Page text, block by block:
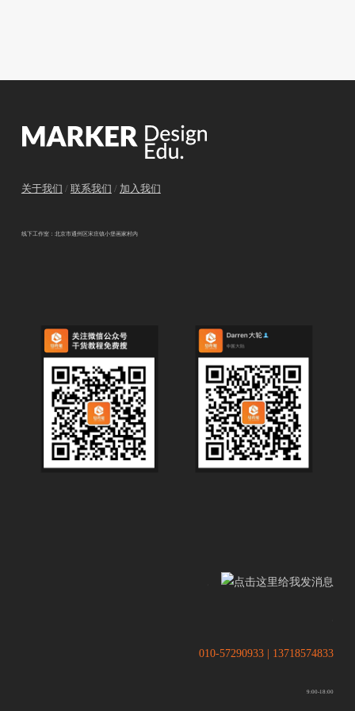
关于我们 / 联系我们 / 加入我们
线下工作室：北京市通州区宋庄镇小堡画家村内
010-57290933 | 13718574833
9:00-18:00